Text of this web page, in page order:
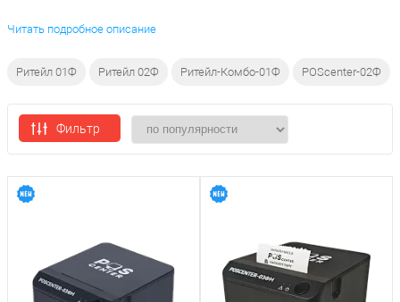
Читать подробное описание
Ритейл 01Ф Ритейл 02Ф Ритейл-Комбо-01Ф POScenter-02Ф
Фильтр